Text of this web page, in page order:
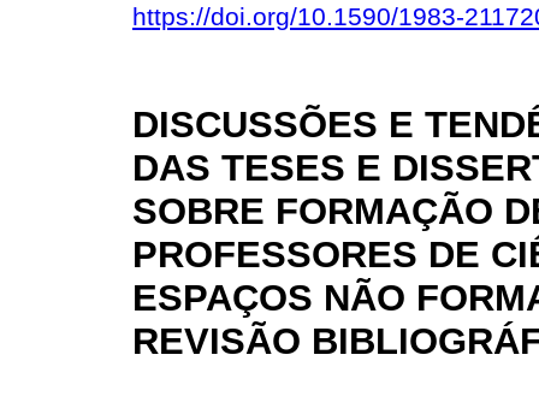
https://doi.org/10.1590/1983-
DISCUSSÕES E
DAS TESES E
SOBRE FORMAÇÃO
PROFESSORES DE
ESPAÇOS NÃO
REVISÃO